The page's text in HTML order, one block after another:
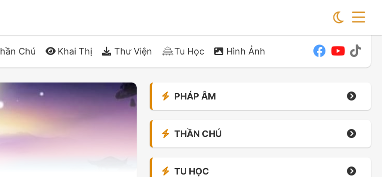
Chú Khai Thị Thư Viện Tu Học Hình Ảnh
PHÁP ÂM
THẦN CHÚ
TU HỌC